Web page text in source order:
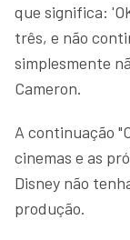
que significa:
três, e não
simplesmente
Cameron.
A continuação
cinemas e as
Disney não
produção.